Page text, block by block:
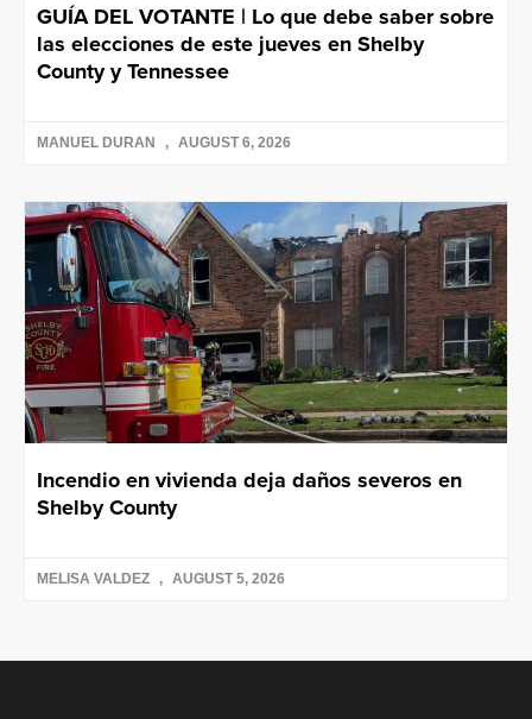
GUÍA DEL VOTANTE | Lo que debe saber sobre
las elecciones de este jueves en Shelby
County y Tennessee
MANUEL DURAN AUGUST 6, 2026
Incendio en vivienda deja daños severos en
Shelby County
MELISA VALDEZ AUGUST 5, 2026